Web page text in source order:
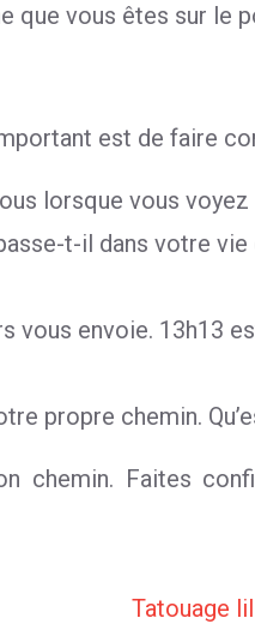
que vous êtes sur
est de faire
lorsque vous voyez
t-il dans votre
envoie. 13h13
propre chemin.
chemin. Faites
Tatouage